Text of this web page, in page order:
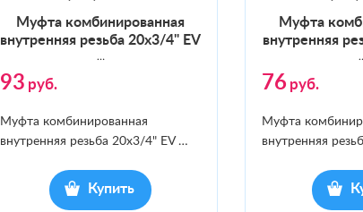
Муф­та ком­би­ниро­ван­ная
внут­ренняя резь­ба 20х3/4" EV
…
93 руб.
Муфта комбинированная
внутренняя резьба 20х3/4" EV…
Купить
Муф­та
внут­ренняя
76 руб.
Муфта
внутренняя